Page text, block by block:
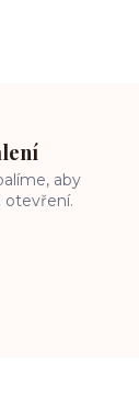
aby
otevření.